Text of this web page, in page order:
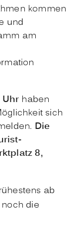
kommen
und
am
Uhr haben
sich
Die
8,
ab
die